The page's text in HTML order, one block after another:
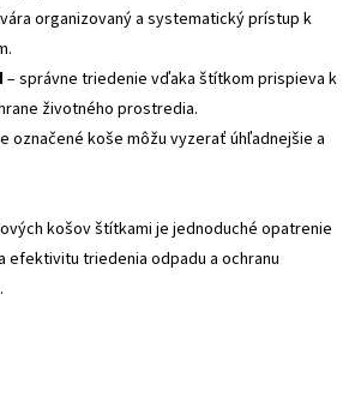
organizovaný a systematický prístup k
– správne triedenie vďaka štítkom prispieva k
životného prostredia.
označené koše môžu vyzerať úhľadnejšie a
košov štítkami je jednoduché opatrenie
efektivitu triedenia odpadu a ochranu